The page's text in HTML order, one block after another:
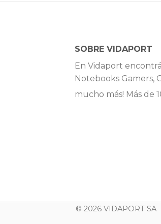
SOBRE VIDAPORT
En Vidaport
Notebooks Gamers,
mucho más! Más de
© 2026 VIDAPORT SA